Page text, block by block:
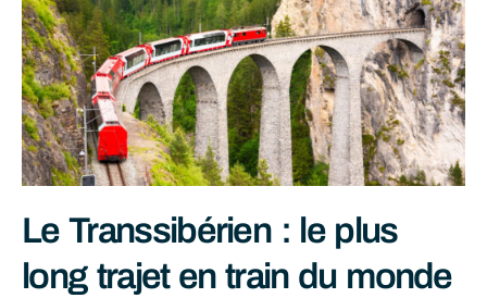
Le Transsibérien : le plus
long trajet en train du monde